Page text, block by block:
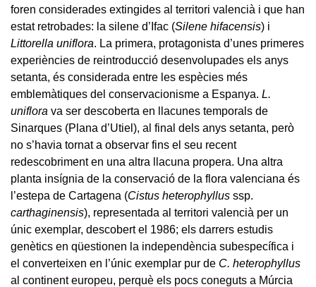
foren considerades extingides al territori valencià i que han
estat retrobades: la silene d’Ifac (Silene hifacensis) i
Littorella uniflora. La primera, protagonista d’unes primeres
experiències de reintroducció desenvolupades els anys
setanta, és considerada entre les espècies més
emblemàtiques del conservacionisme a Espanya. L.
uniflora va ser descoberta en llacunes temporals de
Sinarques (Plana d’Utiel), al final dels anys setanta, però
no s’havia tornat a observar fins el seu recent
redescobriment en una altra llacuna propera. Una altra
planta insígnia de la conservació de la flora valenciana és
l’estepa de Cartagena (Cistus heterophyllus ssp.
carthaginensis), representada al territori valencià per un
únic exemplar, descobert el 1986; els darrers estudis
genètics en qüestionen la independència subespecífica i
el converteixen en l’únic exemplar pur de C. heterophyllus
al continent europeu, perquè els pocs coneguts a Múrcia